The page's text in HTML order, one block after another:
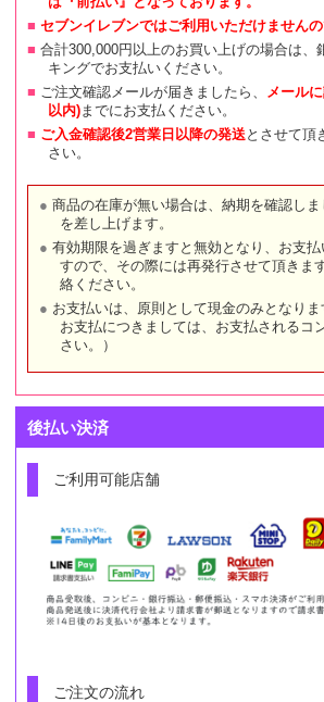
セブンイレブンではご利用いただけませんの
合計300,000円以上のお買い上げの場合は、
キングでお支払いください。
ご注文確認メールが届きましたら、 メール
以内)までにお支払ください。
ご入金確認後2営業日以降の発送とさせて頂
さい。
商品の在庫が無い場合は、納期を確認し
を差し上げます。
有効期限を過ぎますと無効となり、お支払
すので、その際には再発行させて頂きま
絡ください。
お支払いは、原則として現金のみとなり
お支払につきましては、お支払されるコ
さい。）
後払い決済
ご利用可能店舗
ご注文の流れ